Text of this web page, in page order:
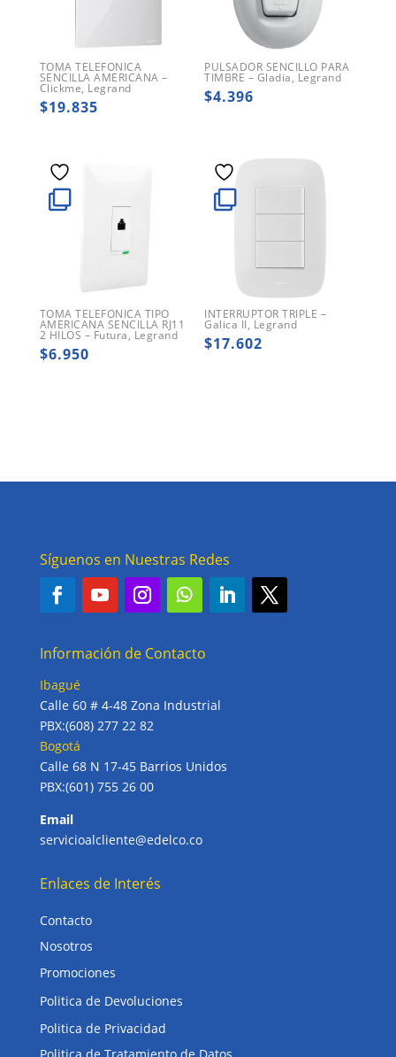
TOMA TELEFONICA
SENCILLA AMERICANA –
Clickme, Legrand
$19.835
PULSADOR SENCILLO PARA
TIMBRE – Gladia, Legrand
$4.396
TOMA TELEFONICA TIPO
AMERICANA SENCILLA RJ11
2 HILOS – Futura, Legrand
$6.950
INTERRUPTOR TRIPLE –
Galica II, Legrand
$17.602
Síguenos en Nuestras Redes
Información de Contacto
Ibagué
Calle 60 # 4-48 Zona Industrial
PBX:(608) 277 22 82
Bogotá
Calle 68 N 17-45 Barrios Unidos
PBX:(601) 755 26 00
Email
servicioalcliente@edelco.co
Enlaces de Interés
Contacto
Nosotros
Promociones
Politica de Devoluciones
Politica de Privacidad